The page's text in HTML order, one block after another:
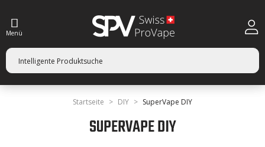
Menü
Startseite DIY SuperVape DIY
SUPERVAPE DIY